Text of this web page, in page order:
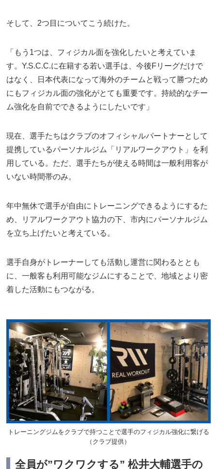
そして、2つ目についてこう続けた。
「もう1つは、フィジカル面を強化したいと考えていま
す。Y.S.C.C.に在籍する若い選手は、今後Fリーグだけで
はなく、日本代表になって海外のチームと戦って勝つため
にもフィジカル面の強化がとても重要です。持続的なチー
ム強化を自前でできるようにしたいです」
現在、選手たちはクラブのオフィシャルパートナーとして
提携しているパーソナルジム「リアルワークアウト」を利
用している。ただ、選手たちが使える時間は一般利用客が
いない時間帯のみ。
年中無休で選手が自由にトレーニングできるようにするた
め、リアルワークアウト協力の下、市内にパーソナルジム
を立ち上げたいと考えている。
選手自身がトレーナーしても活動し運営に関わるととも
に、一般客も利用可能なジムにすることで、地域とより密
着した活動にもつながる。
トレーニングジムをクラブで持つことで選手のフィジカル強化に繋げる
（クラブ提供）
全員が”ワクワクする” 松井大輔選手の